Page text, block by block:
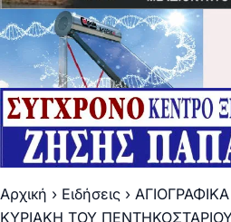
Αρχική › Ειδήσεις ›
ΚΥΡΙΑΚΗ ΤΟΥ